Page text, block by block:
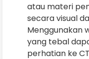
atau materi
secara visual
Menggunakan
yang tebal
perhatian ke